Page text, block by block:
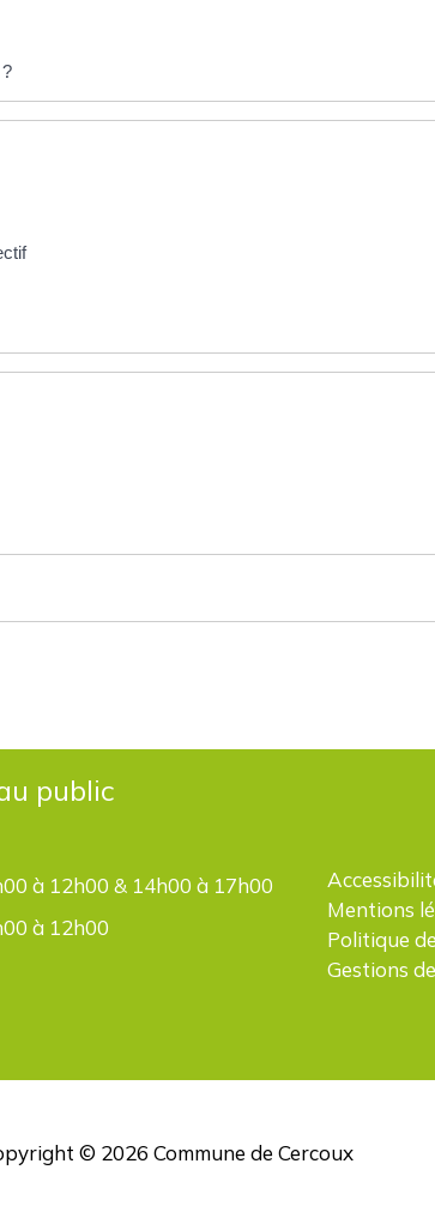
public
à 12h00 & 14h00 à 17h00
à 12h00
Mentions
Politique
Gestions
© 2026 Commune de Cercoux